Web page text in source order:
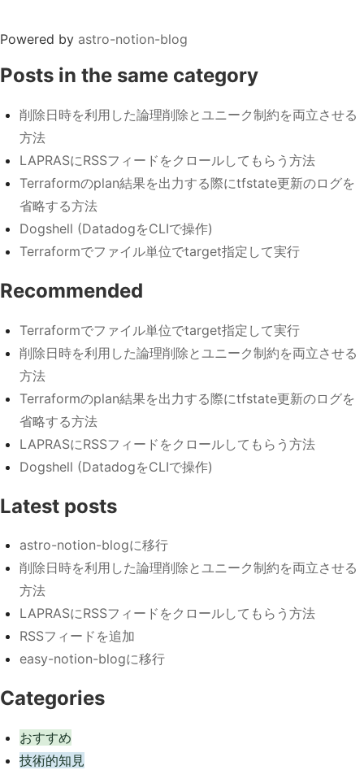
Powered by astro-notion-blog
Posts in the same category
削除日時を利用した論理削除とユニーク制約を両立させる
方法
LAPRASにRSSフィードをクロールしてもらう方法
Terraformのplan結果を出力する際にtfstate更新のログを
省略する方法
Dogshell (DatadogをCLIで操作)
Terraformでファイル単位でtarget指定して実行
Recommended
Terraformでファイル単位でtarget指定して実行
削除日時を利用した論理削除とユニーク制約を両立させる
方法
Terraformのplan結果を出力する際にtfstate更新のログを
省略する方法
LAPRASにRSSフィードをクロールしてもらう方法
Dogshell (DatadogをCLIで操作)
Latest posts
astro-notion-blogに移行
削除日時を利用した論理削除とユニーク制約を両立させる
方法
LAPRASにRSSフィードをクロールしてもらう方法
RSSフィードを追加
easy-notion-blogに移行
Categories
おすすめ
技術的知見